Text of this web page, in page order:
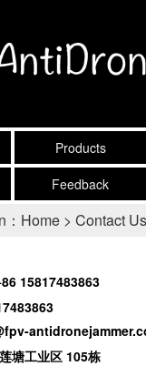
Products
Feedback
Home > Contact Us
15817483863
塘工业区 105栋